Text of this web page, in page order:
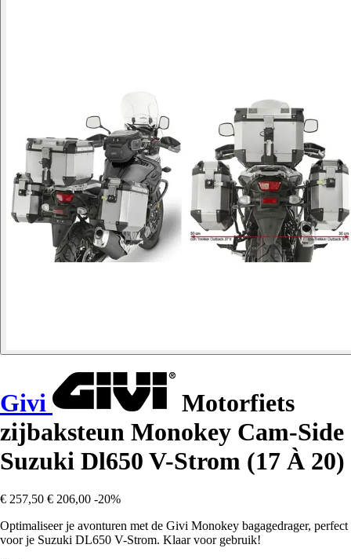
Givi
Motorfiets
zijbaksteun Monokey Cam-Side
Suzuki Dl650 V-Strom (17 À 20)
€ 257,50 € 206,00 -20%
Optimaliseer je avonturen met de Givi Monokey bagagedrager, perfect
voor je Suzuki DL650 V-Strom. Klaar voor gebruik!